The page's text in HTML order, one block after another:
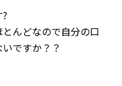
んどなので自分の口
ですか？？